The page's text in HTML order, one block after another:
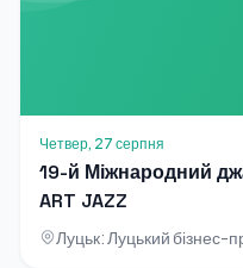
Четвер, 27 серпня
19-й Міжнародний
ART JAZZ